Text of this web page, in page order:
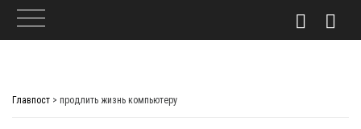
Главпост > продлить жизнь компьютеру